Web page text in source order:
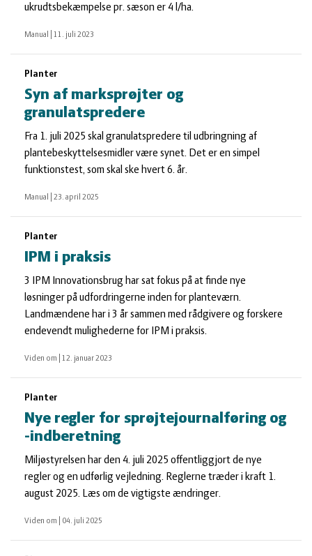
ukrudtsbekæmpelse pr. sæson er 4 l/ha.
Manual 11. juli 2023
Planter
Syn af marksprøjter og
granulatspredere
Fra 1. juli 2025 skal granulatspredere til udbringning af
plantebeskyttelsesmidler være synet. Det er en simpel
funktionstest, som skal ske hvert 6. år.
Manual 23. april 2025
Planter
IPM i praksis
3 IPM Innovationsbrug har sat fokus på at finde nye
løsninger på udfordringerne inden for planteværn.
Landmændene har i 3 år sammen med rådgivere og forskere
endevendt mulighederne for IPM i praksis.
Viden om 12. januar 2023
Planter
Nye regler for sprøjtejournalføring og
-indberetning
Miljøstyrelsen har den 4. juli 2025 offentliggjort de nye
regler og en udførlig vejledning. Reglerne træder i kraft 1.
august 2025. Læs om de vigtigste ændringer.
Viden om 04. juli 2025